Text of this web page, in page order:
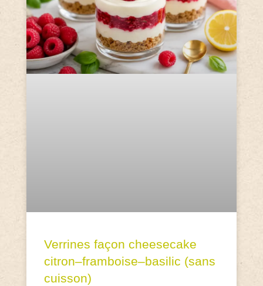
Verrines façon cheesecake
citron–framboise–basilic (sans
cuisson)